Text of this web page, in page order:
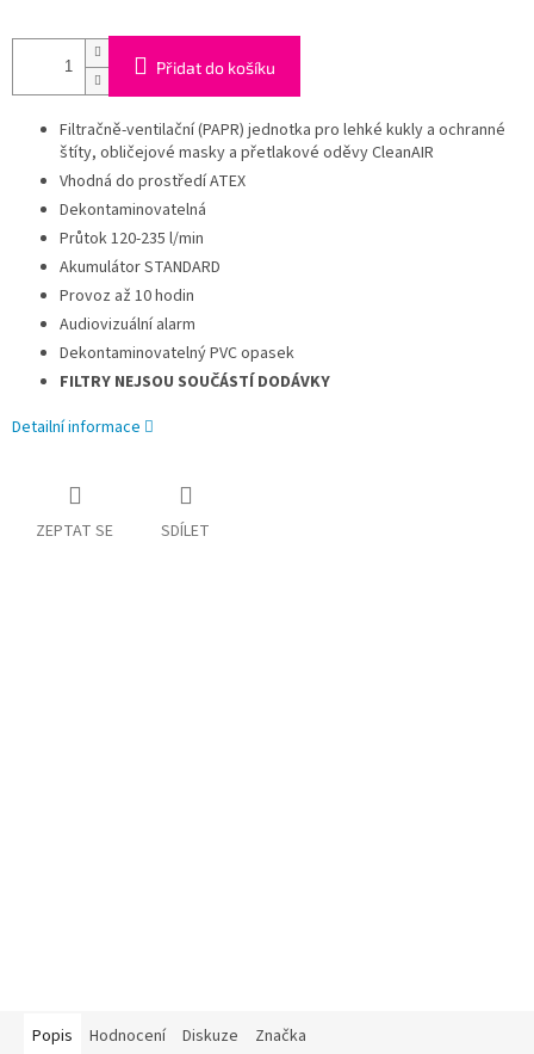
Přidat do košíku
Filtračně-ventilační (PAPR) jednotka pro lehké kukly a ochranné
štíty, obličejové masky a přetlakové oděvy CleanAIR
Vhodná do prostředí ATEX
Dekontaminovatelná
Průtok 120-235 l/min
Akumulátor STANDARD
Provoz až 10 hodin
Audiovizuální alarm
Dekontaminovatelný PVC opasek
FILTRY NEJSOU SOUČÁSTÍ DODÁVKY
Detailní informace
ZEPTAT SE SDÍLET
Popis Hodnocení Diskuze Značka